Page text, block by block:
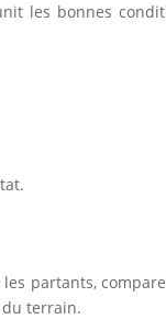
les bonnes
partants,
du terrain.